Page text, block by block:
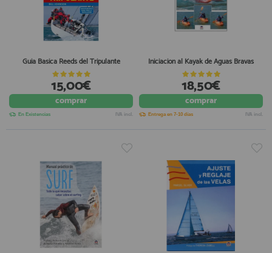
Guia Basica Reeds del Tripulante
15,00€
comprar
En Existencias IVA incl.
Iniciacion al Kayak de Aguas Bravas
18,50€
comprar
Entrega en 7-10 días IVA incl.